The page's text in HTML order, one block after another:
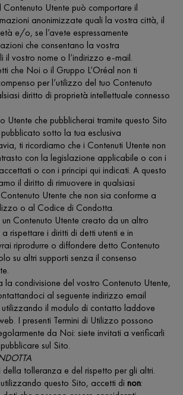
Contenuto Utente può comportare il
anonimizzate quali la vostra città, il
e/o, se l’avete espressamente
che consentano la vostra
il vostro nome o l’indirizzo e-mail.
che Noi o il Gruppo L’Oréal non ti
per l’utilizzo del tuo Contenuto
diritto di proprietà intellettuale connesso
Utente che pubblicherai tramite questo Sito
sotto la tua esclusiva
ti ricordiamo che i Contenuti Utente non
con la legislazione applicabile o con i
o con i principi qui indicati. A questo
il diritto di rimuovere in qualsiasi
Utente che non sia conforme a
o al Codice di Condotta.
Contenuto Utente creato da un altro
rispettare i diritti di detti utenti e in
riprodurre o diffondere detto Contenuto
su altri supporti senza il consenso
la condivisione del vostro Contenuto Utente,
al seguente indirizzo email
il modulo di contatto laddove
I presenti Termini di Utilizzo possono
da Noi: siete invitati a verificarli
sul Sito.
tolleranza e del rispetto per gli altri.
questo Sito, accetti di non: